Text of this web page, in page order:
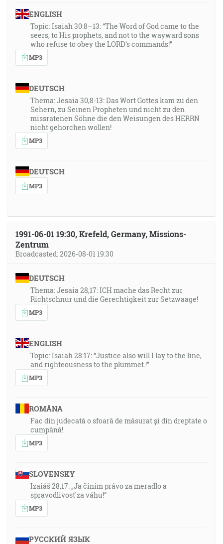
ENGLISH
Topic: Isaiah 30:8–13: “The Word of God came to the
seers, to His prophets, and not to the wayward sons
who refuse to obey the LORD’s commands!”
MP3
DEUTSCH
Thema: Jesaia 30,8-13: Das Wort Gottes kam zu den
Sehern, zu Seinen Propheten und nicht zu den
missratenen Söhne die den Weisungen des HERRN
nicht gehorchen wollen!
MP3
DEUTSCH
MP3
1991-06-01 19:30, Krefeld, Germany, Missions-
Zentrum
Broadcasted: 2026-08-01 19:30
DEUTSCH
Thema: Jesaia 28,17: ICH mache das Recht zur
Richtschnur und die Gerechtigkeit zur Setzwaage!
MP3
ENGLISH
Topic: Isaiah 28:17: “Justice also will I lay to the line,
and righteousness to the plummet.!”
MP3
ROMÂNA
Fac din judecată o sfoară de măsurat și din dreptate o
cumpănă!
MP3
SLOVENSKY
Izaiáš 28,17: „Ja činím právo za meradlo a
spravodlivosť za váhu!“
MP3
РУССКИЙ ЯЗЫК